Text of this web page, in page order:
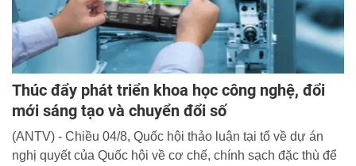
Thúc đẩy phát triển khoa học công nghệ, đổi
mới sáng tạo và chuyển đổi số
(ANTV) - Chiều 04/8, Quốc hội thảo luận tại tổ về dự án
nghị quyết của Quốc hội về cơ chế, chính sạch đặc thù để